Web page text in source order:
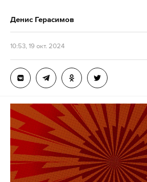
Денис Герасимов
10:53, 19 окт. 2024